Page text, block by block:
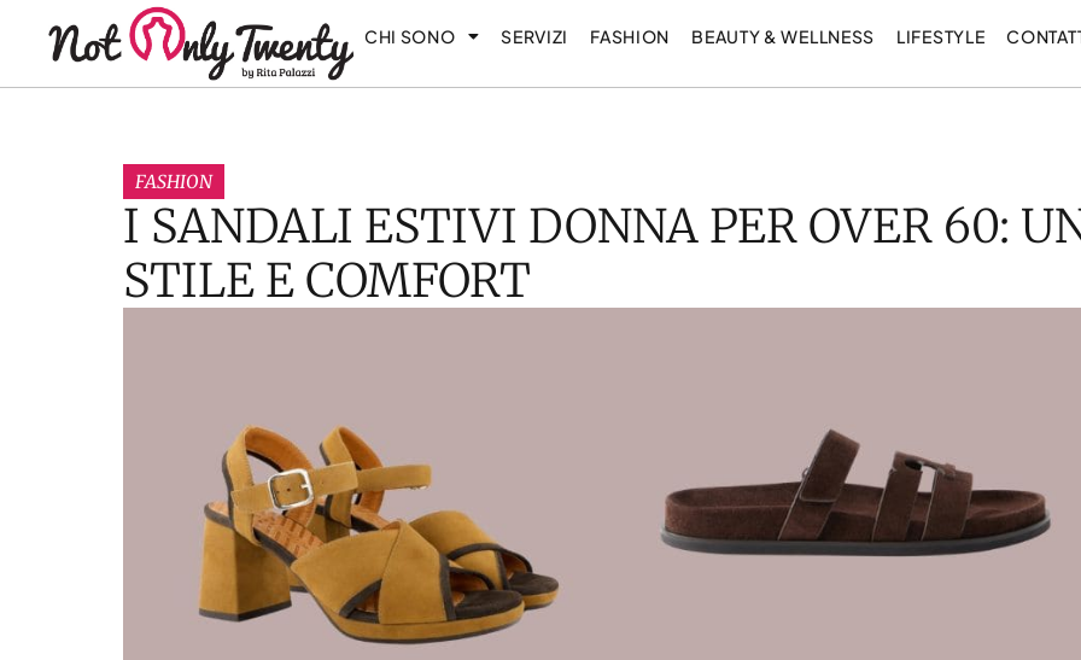
CHI SONO SERVIZI FASHION BEAUTY & WELLNESS LIFESTYLE
FASHION
I SANDALI ESTIVI DONNA PER OVER 60:
STILE E COMFORT